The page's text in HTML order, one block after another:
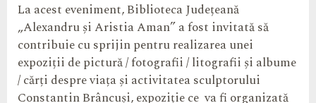
La acest eveniment, Biblioteca Județeană
„Alexandru și Aristia Aman” a fost invitată să
contribuie cu sprijin pentru realizarea unei
expoziții de pictură / fotografii / litografii și albume
/ cărți despre viața și activitatea sculptorului
Constantin Brâncuși, expoziție ce va fi organizată